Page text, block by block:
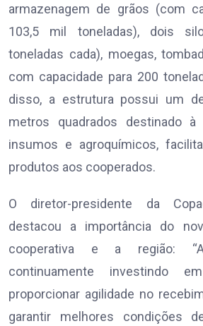
armazenagem de grãos (com
103,5 mil toneladas), dois
toneladas cada), moegas,
com capacidade para 200
disso, a estrutura possui um
metros quadrados destinado à
insumos e agroquímicos,
produtos aos cooperados.
O diretor-presidente da
destacou a importância do
cooperativa e a região:
continuamente investindo
proporcionar agilidade no
garantir melhores condições